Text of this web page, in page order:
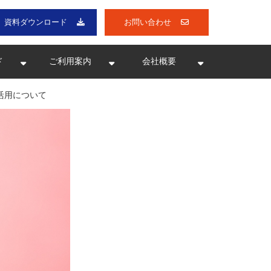
資料ダウンロード お問い合わせ
ご利用案内 会社概要
用について